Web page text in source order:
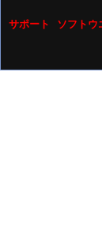
サポート ソフトウ